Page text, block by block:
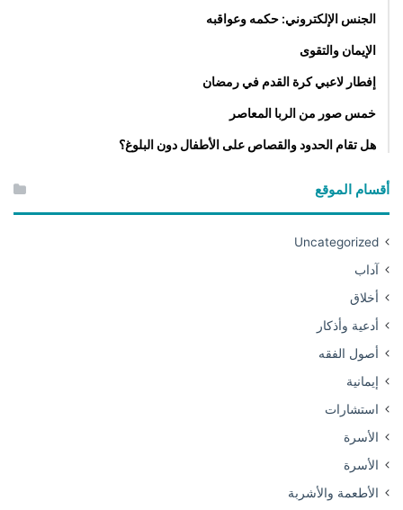
الجنس الإلكتروني: حكمه وعواقبه
الإيمان والتقوى
إفطار لاعبي كرة القدم في رمضان
خمس صور من الربا المعاصر
هل تقام الحدود والقصاص على الأطفال دون البلوغ؟
أقسام الموقع
Uncategorized
آداب
أخلاق
أدعية وأذكار
أصول الفقه
إيمانية
استشارات
الأسرة
الأسرة
الأطعمة والأشربة